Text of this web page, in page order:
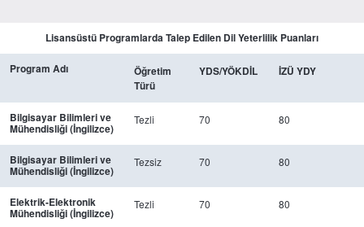
Lisansüstü Programlarda Talep Edilen Dil Yeterlilik Puanları
Program Adı
Öğretim
Türü
YDS/YÖKDİL İZÜ YDY
Bilgisayar Bilimleri ve
Mühendisliği (İngilizce)
Tezli 70 80
Bilgisayar Bilimleri ve
Mühendisliği (İngilizce)
Tezsiz 70 80
Elektrik-Elektronik
Mühendisliği (İngilizce)
Tezli 70 80